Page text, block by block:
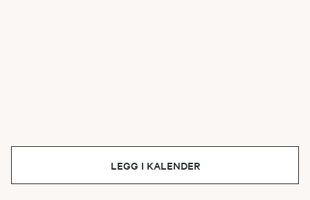
LEGG I KALENDER